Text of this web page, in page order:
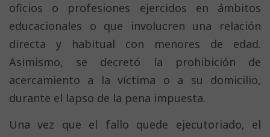
oficios o profesiones ejercidos en ámbitos
educacionales o que involucren una relación
directa y habitual con menores de edad.
Asimismo, se decretó la prohibición de
acercamiento a la víctima o a su domicilio,
durante el lapso de la pena impuesta.
Una vez que el fallo quede ejecutoriado, el